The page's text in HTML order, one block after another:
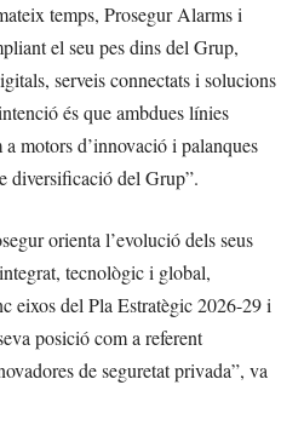
temps, Prosegur Alarms i
el seu pes dins del Grup,
serveis connectats i solucions
és que ambdues línies
motors d’innovació i palanques
diversificació del Grup”.
orienta l’evolució dels seus
tecnològic i global,
eixos del Pla Estratègic 2026-29 i
posició com a referent
de seguretat privada”, va